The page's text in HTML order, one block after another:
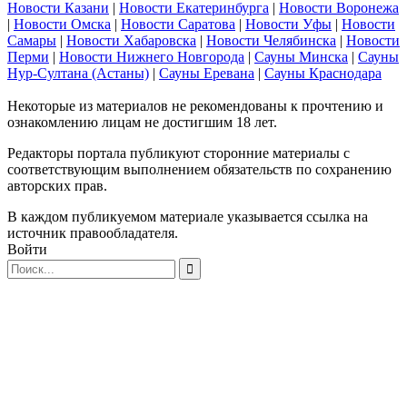
Новости Казани | Новости Екатеринбурга | Новости Воронежа
| Новости Омска | Новости Саратова | Новости Уфы | Новости
Самары | Новости Хабаровска | Новости Челябинска | Новости
Перми | Новости Нижнего Новгорода | Сауны Минска | Сауны
Нур-Султана (Астаны) | Сауны Еревана | Сауны Краснодара
Некоторые из материалов не рекомендованы к прочтению и
ознакомлению лицам не достигшим 18 лет.
Редакторы портала публикуют сторонние материалы с
соответствующим выполнением обязательств по сохранению
авторских прав.
В каждом публикуемом материале указывается ссылка на
источник правообладателя.
Войти